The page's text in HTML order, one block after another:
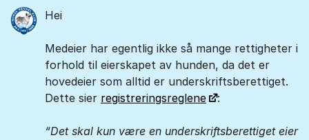
Hei
Medeier har egentlig ikke så mange rettigheter i
forhold til eierskapet av hunden, da det er
hovedeier som alltid er underskriftsberettiget.
Dette sier registreringsreglene :
Det skal kun være en underskriftsberettiget eier